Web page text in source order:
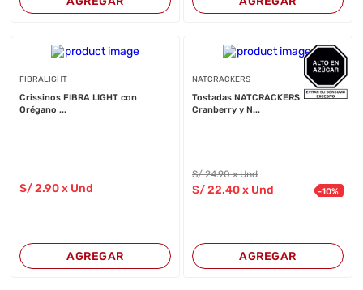
FIBRALIGHT
Crissinos FIBRA LIGHT con
Orégano ...
S/2.90 x Und
AGREGAR
NATCRACKERS
Tostadas NATCRACKERS
Cranberry y N...
S/24.90 x Und
S/22.40x Und -10%
AGREGAR